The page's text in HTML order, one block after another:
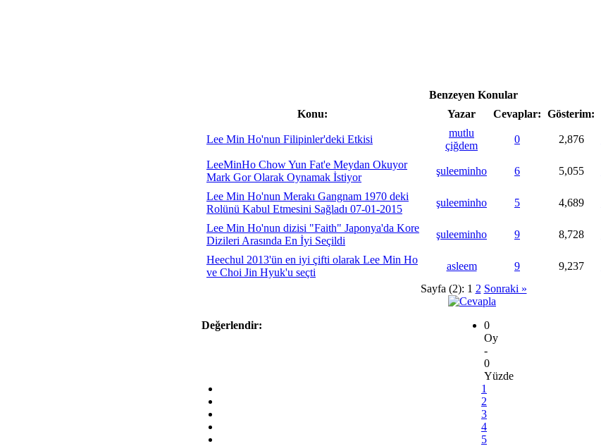
Benzeyen Konular
Konu:
Yazar Cevaplar: Gösterim:
Lee Min Ho'nun Filipinler'deki Etkisi
mutlu
çiğdem
0 2,876
LeeMinHo Chow Yun Fat'e Meydan Okuyor
Mark Gor Olarak Oynamak İstiyor
şuleeminho 6 5,055
Lee Min Ho'nun Merakı Gangnam 1970 deki
Rolünü Kabul Etmesini Sağladı 07-01-2015
şuleeminho 5 4,689
Lee Min Ho'nun dizisi "Faith" Japonya'da Kore
Dizileri Arasında En İyi Seçildi
şuleeminho 9 8,728
Heechul 2013'ün en iyi çifti olarak Lee Min Ho
ve Choi Jin Hyuk'u seçti
asleem 9 9,237
Sayfa (2): 1 2 Sonraki »
Değerlendir:
0
Oy
-
0
Yüzde
1
2
3
4
5